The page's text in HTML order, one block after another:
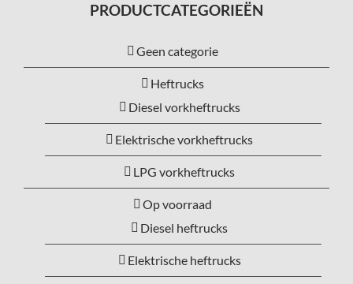
PRODUCTCATEGORIEËN
Geen categorie
Heftrucks
Diesel vorkheftrucks
Elektrische vorkheftrucks
LPG vorkheftrucks
Op voorraad
Diesel heftrucks
Elektrische heftrucks